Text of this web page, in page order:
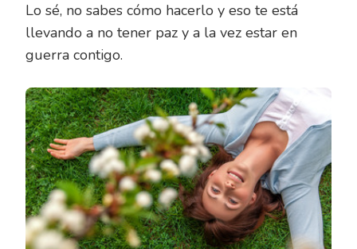
Lo sé, no sabes cómo hacerlo y eso te está
llevando a no tener paz y a la vez estar en
guerra contigo.